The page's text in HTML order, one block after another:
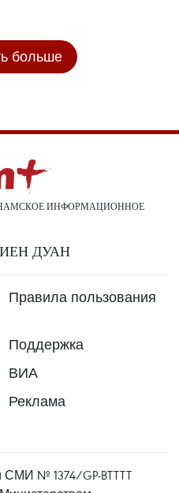
больше
ИНФОРМАЦИОННОЕ
ДУАН
Правила пользования
Поддержка
ВИА
Реклама
СМИ № 1374/GP-BTTTT